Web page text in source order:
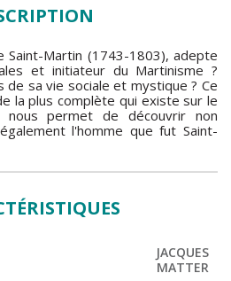
Saint-Martin (1743-1803), adepte
et initiateur du Martinisme ?
sa vie sociale et mystique ? Ce
la plus complète qui existe sur le
nous permet de découvrir non
l'homme que fut Saint-
JACQUES
MATTER